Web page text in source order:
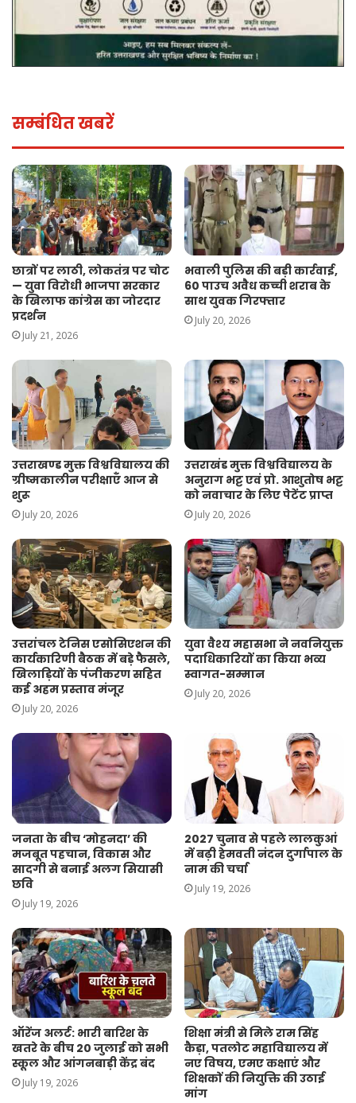
सम्बंधित खबरें
छात्रों पर लाठी, लोकतंत्र पर चोट
— युवा विरोधी भाजपा सरकार
के खिलाफ कांग्रेस का जोरदार
प्रदर्शन
July 21, 2026
भवाली पुलिस की बड़ी कार्रवाई,
60 पाउच अवैध कच्ची शराब के
साथ युवक गिरफ्तार
July 20, 2026
उत्तराखण्ड मुक्त विश्वविद्यालय की
ग्रीष्मकालीन परीक्षाएँ आज से
शुरू
July 20, 2026
उत्तराखंड मुक्त विश्वविद्यालय के
अनुराग भट्ट एवं प्रो. आशुतोष भट्ट
को नवाचार के लिए पेटेंट प्राप्त
July 20, 2026
उत्तरांचल टेनिस एसोसिएशन की
कार्यकारिणी बैठक में बड़े फैसले,
खिलाड़ियों के पंजीकरण सहित
कई अहम प्रस्ताव मंजूर
July 20, 2026
युवा वैश्य महासभा ने नवनियुक्त
पदाधिकारियों का किया भव्य
स्वागत-सम्मान
July 20, 2026
जनता के बीच ‘मोहनदा’ की
मजबूत पहचान, विकास और
सादगी से बनाई अलग सियासी
छवि
July 19, 2026
2027 चुनाव से पहले लालकुआं
में बढ़ी हेमवती नंदन दुर्गापाल के
नाम की चर्चा
July 19, 2026
ऑरेंज अलर्ट: भारी बारिश के
खतरे के बीच 20 जुलाई को सभी
स्कूल और आंगनबाड़ी केंद्र बंद
July 19, 2026
शिक्षा मंत्री से मिले राम सिंह
कैड़ा, पतलोट महाविद्यालय में
नए विषय, एमए कक्षाएं और
शिक्षकों की नियुक्ति की उठाई
मांग